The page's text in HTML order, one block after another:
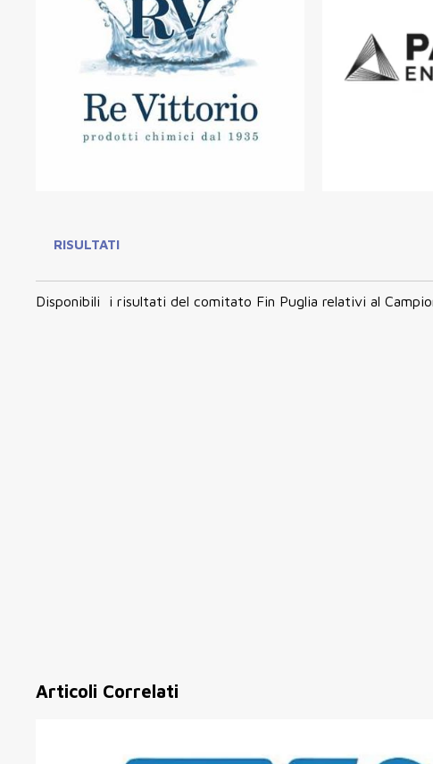
RISULTATI
Disponibili i risultati del comitato Fin Puglia relativi al
Articoli Correlati